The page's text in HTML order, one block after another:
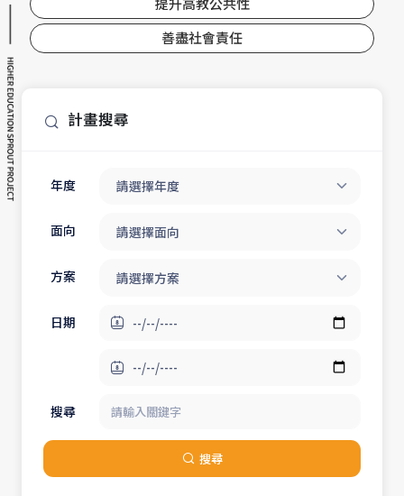
善盡社會責任
計畫搜尋
年度 請選擇年度
面向 請選擇面向
方案 請選擇方案
日期
搜尋
搜尋